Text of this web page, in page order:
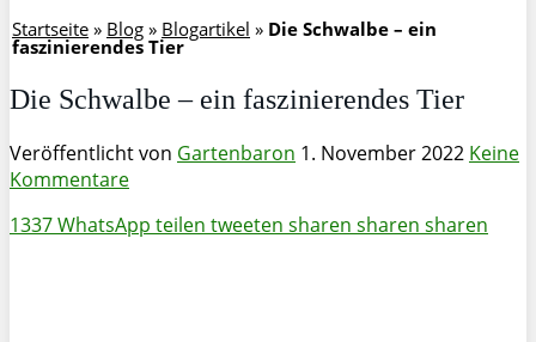
Startseite » Blog » Blogartikel » Die Schwalbe – ein
faszinierendes Tier
Die Schwalbe – ein faszinierendes Tier
Veröffentlicht von Gartenbaron 1. November 2022 Keine
Kommentare
1337WhatsApp teilen tweeten sharen sharen sharen